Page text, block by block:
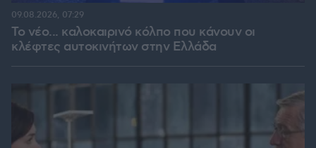
Το νέο... καλοκαιρινό κόλπο που κάνουν οι
κλέφτες αυτοκινήτων στην Ελλάδα
09.08.2026, 07:29